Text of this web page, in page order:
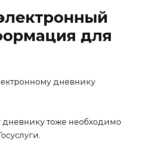
для
дневнику
дневнику тоже необходимо
.